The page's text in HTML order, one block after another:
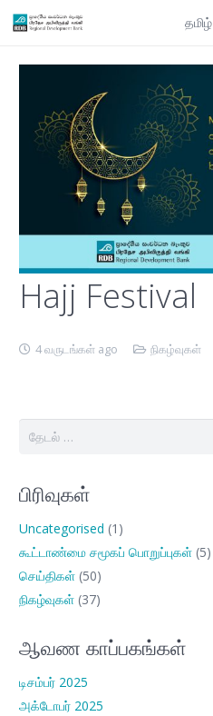
தமிழ்
Hajj Festival
4 வருடங்கள் ago நிகழ்வுகள்
இதற்காகத்
பிரிவுகள்
Uncategorised (1)
கூட்டாண்மை சமூகப் பொறுப்புகள் (5)
செய்திகள் (50)
நிகழ்வுகள் (37)
ஆவண காப்பகங்கள்
டிசம்பர் 2025
அக்டோபர் 2025